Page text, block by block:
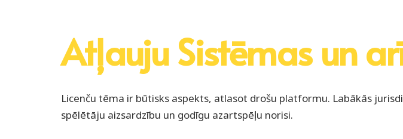
Atļauju Sistēmas un
Licenču tēma ir būtisks aspekts, atlasot drošu platformu. Labākās
spēlētāju aizsardzību un godīgu azartspēļu norisi.